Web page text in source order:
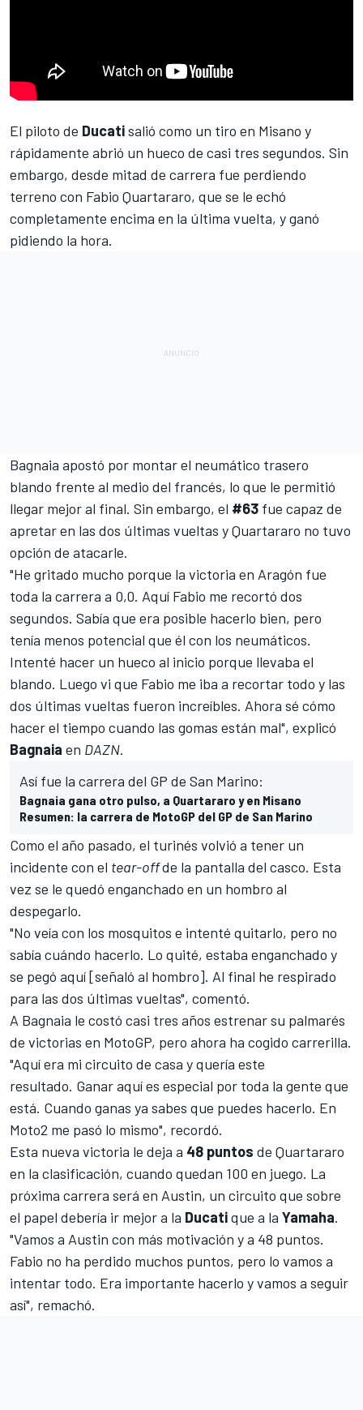
El piloto de Ducatisalió como un tiro en Misano y
rápidamente abrió un hueco de casi tres segundos. Sin
embargo, desde mitad de carrera fue perdiendo
terreno con Fabio Quartararo, que se le echó
completamente encima en la última vuelta, y ganó
pidiendo la hora.
Bagnaia apostó por montar el neumático trasero
blando frente al medio del francés, lo que le permitió
llegar mejor al final. Sin embargo, el #63 fue capaz de
apretar en las dos últimas vueltas y Quartararo no tuvo
opción de atacarle.
"He gritado mucho porque la victoria en Aragón fue
toda la carrera a 0,0. Aquí Fabio me recortó dos
segundos. Sabía que era posible hacerlo bien, pero
tenía menos potencial que él con los neumáticos.
Intenté hacer un hueco al inicio porque llevaba el
blando. Luego vi que Fabio me iba a recortar todo y las
dos últimas vueltas fueron increíbles. Ahora sé cómo
hacer el tiempo cuando las gomas están mal", explicó
Bagnaia en DAZN.
Así fue la carrera del GP de San Marino:
Bagnaia gana otro pulso, a Quartararo y en Misano
Resumen: la carrera de MotoGP del GP de San Marino
Como el año pasado, el turinés volvió a tener un
incidente con el tear-offde la pantalla del casco. Esta
vez se le quedó enganchado en un hombro al
despegarlo.
"No veía con los mosquitos e intenté quitarlo, pero no
sabía cuándo hacerlo. Lo quité, estaba enganchado y
se pegó aquí [señaló al hombro]. Al final he respirado
para las dos últimas vueltas", comentó.
A Bagnaia le costó casi tres años estrenar su palmarés
de victorias en MotoGP, pero ahora ha cogido carrerilla.
"Aquí era mi circuito de casa y quería este
resultado. Ganar aquí es especial por toda la gente que
está. Cuando ganas ya sabes que puedes hacerlo. En
Moto2 me pasó lo mismo", recordó.
Esta nueva victoria le deja a 48 puntos de Quartararo
en la clasificación, cuando quedan 100 en juego. La
próxima carrera será en Austin, un circuito que sobre
el papel debería ir mejor a la Ducatique a la Yamaha.
"Vamos a Austin con más motivación y a 48 puntos.
Fabio no ha perdido muchos puntos, pero lo vamos a
intentar todo. Era importante hacerlo y vamos a seguir
así", remachó.